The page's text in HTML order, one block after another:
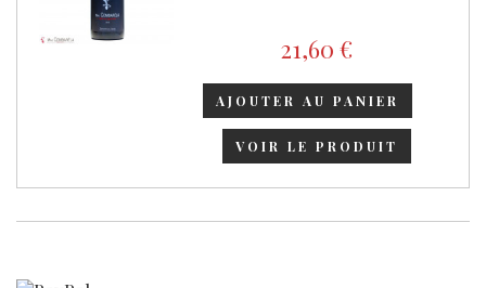
21,60 €
AJOUTER AU PANIER
VOIR LE PRODUIT